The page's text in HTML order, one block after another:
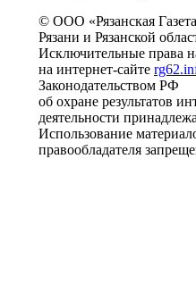
© ООО «Рязанская
Рязани и Рязанской
Исключительные права
на интернет-сайте
Законодательством РФ
об охране результатов
деятельности
Использование
правообладателя